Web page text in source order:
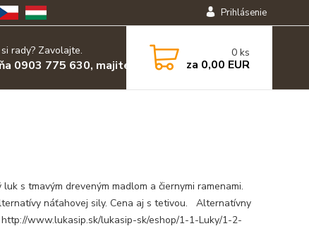
Prihlásenie
rady? Zavolajte.
0903 775 630, majiteľ 0903 455 630
0 ks
za 0,00 EUR
luk s tmavým dreveným madlom a čiernymi ramenami.
náťahovej sily. Cena aj s tetivou. Alternatívny
www.lukasip.sk/lukasip-sk/eshop/1-1-Luky/1-2-